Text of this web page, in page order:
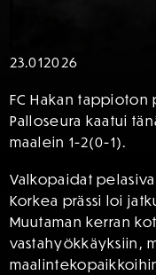
23.012026
FC Hakan tappioton
Palloseura kaatui
maalein 1-2(0-1).
Valkopaidat
Korkea prässi loi
Muutaman kerran
vastahyökkäyksiin,